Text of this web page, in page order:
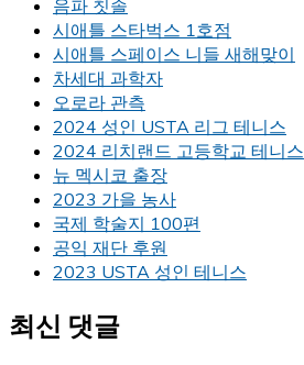
음파 칫솔
시애틀 스타벅스 1호점
시애틀 스페이스 니들 새해맞이
차세대 과학자
오로라 관측
2024 성인 USTA 리그 테니스
2024 리치랜드 고등학교 테니스
뉴 멕시코 출장
2023 가을 농사
국제 학술지 100편
공익 재단 후원
2023 USTA 성인 테니스
최신 댓글